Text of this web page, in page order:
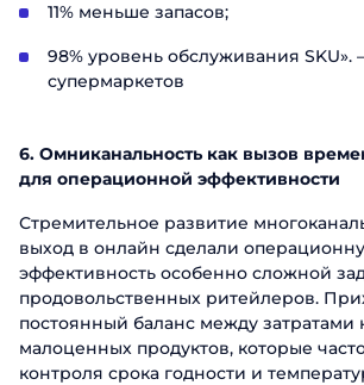
11% меньше запасов;
98% уровень обслуживания SKU».
супермаркетов
6. Омниканальность как вызов
для операционной эффективности
Стремительное развитие
выход в онлайн сделали
эффективность особенно сложной
продовольственных ритейлеров.
постоянный баланс между затратами
малоценных продуктов, которые
контроля срока годности и